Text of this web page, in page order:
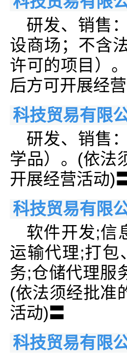
研发、销售
设商场；不含
许可的项目）
后方可开展经
科技贸易有限
研发、销售
学品）。(依法
开展经营活动)
科技贸易有限
软件开发;信
运输代理;打包
务;仓储代理服
(依法须经批准
活动)〓
科技贸易有限